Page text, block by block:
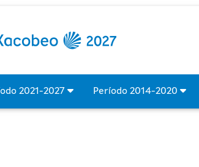
2021-2027 Período 2014-2020